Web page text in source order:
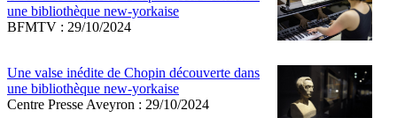
une bibliothèque new-yorkaise
BFMTV : 29/10/2024
Une valse inédite de Chopin découverte dans
une bibliothèque new-yorkaise
Centre Presse Aveyron : 29/10/2024